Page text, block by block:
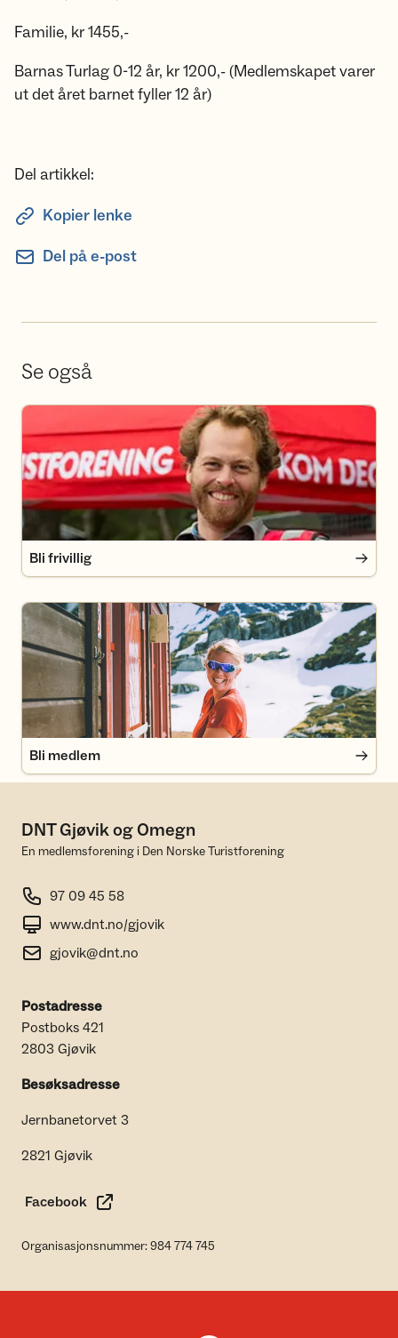
Familie, kr 1455,-
Barnas Turlag 0-12 år, kr 1200,- (Medlemskapet varer
ut det året barnet fyller 12 år)
Del artikkel:
Kopier lenke
Del på e-post
Se også
Bli frivillig
Bli frivillig
Bli medlem
Bli medlem
DNT Gjøvik og Omegn
En medlemsforening i Den Norske Turistforening
97 09 45 58
www.dnt.no/gjovik
gjovik@dnt.no
Postadresse
Postboks 421
2803 Gjøvik
Besøksadresse
Jernbanetorvet 3
2821 Gjøvik
Facebook
Organisasjonsnummer: 984 774 745